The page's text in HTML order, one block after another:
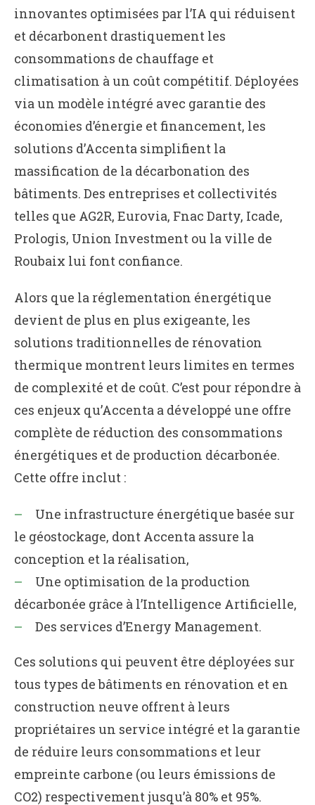
innovantes optimisées par l’IA qui réduisent
et décarbonent drastiquement les
consommations de chauffage et
climatisation à un coût compétitif. Déployées
via un modèle intégré avec garantie des
économies d’énergie et financement, les
solutions d’Accenta simplifient la
massification de la décarbonation des
bâtiments. Des entreprises et collectivités
telles que AG2R, Eurovia, Fnac Darty, Icade,
Prologis, Union Investment ou la ville de
Roubaix lui font confiance.
Alors que la réglementation énergétique
devient de plus en plus exigeante, les
solutions traditionnelles de rénovation
thermique montrent leurs limites en termes
de complexité et de coût. C’est pour répondre à
ces enjeux qu’Accenta a développé une offre
complète de réduction des consommations
énergétiques et de production décarbonée.
Cette offre inclut :
Une infrastructure énergétique basée sur
le géostockage, dont Accenta assure la
conception et la réalisation,
Une optimisation de la production
décarbonée grâce à l’Intelligence Artificielle,
Des services d’Energy Management.
Ces solutions qui peuvent être déployées sur
tous types de bâtiments en rénovation et en
construction neuve offrent à leurs
propriétaires un service intégré et la garantie
de réduire leurs consommations et leur
empreinte carbone (ou leurs émissions de
CO2) respectivement jusqu’à 80% et 95%.